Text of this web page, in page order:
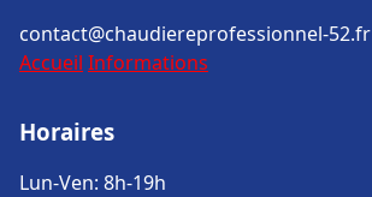
contact@chaudiereprofessionnel-52.fr
Accueil Informations
Horaires
Lun-Ven: 8h-19h